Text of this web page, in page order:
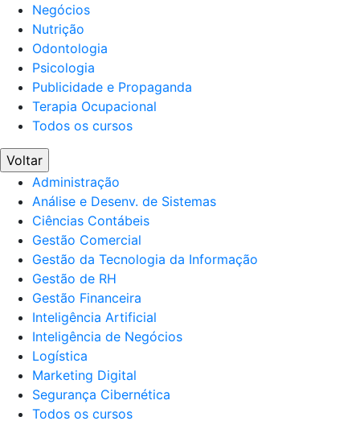
Negócios
Nutrição
Odontologia
Psicologia
Publicidade e Propaganda
Terapia Ocupacional
Todos os cursos
Voltar
Administração
Análise e Desenv. de Sistemas
Ciências Contábeis
Gestão Comercial
Gestão da Tecnologia da Informação
Gestão de RH
Gestão Financeira
Inteligência Artificial
Inteligência de Negócios
Logística
Marketing Digital
Segurança Cibernética
Todos os cursos